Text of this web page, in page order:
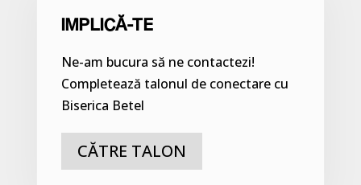
IMPLICĂ-TE
Ne-am bucura să ne contactezi!
Completează talonul de conectare cu
Biserica Betel
CĂTRE TALON